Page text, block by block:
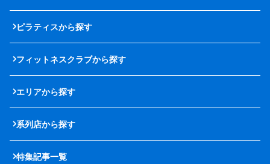
ピラティスから探す
フィットネスクラブから探す
エリアから探す
系列店から探す
特集記事一覧